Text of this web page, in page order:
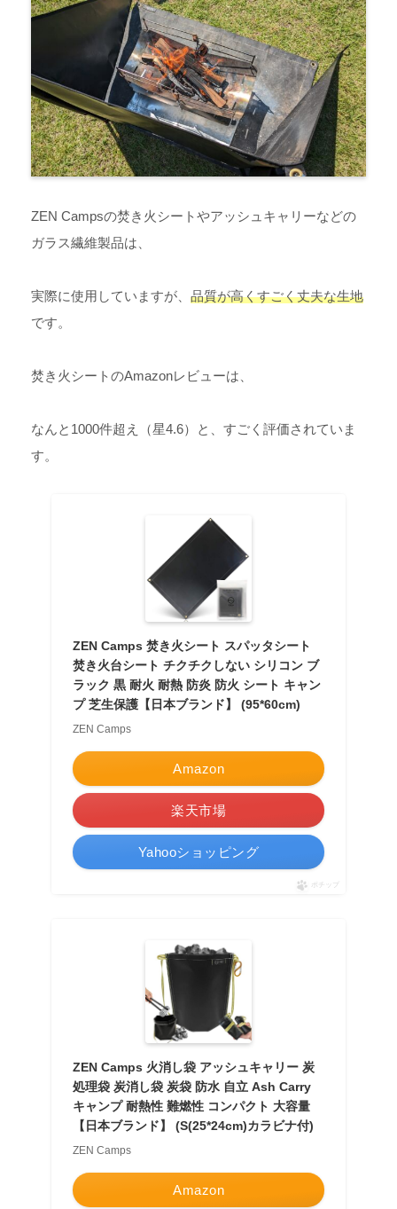
ZEN Campsの焚き火シートやアッシュキャリーなどの
ガラス繊維製品は、
実際に使用していますが、 品質が高くすごく丈夫な生地
です。
焚き火シートのAmazonレビューは、
なんと1000件超え（星4.6）と、すごく評価されていま
す。
ZEN Camps 焚き火シート スパッタシート
焚き火台シート チクチクしない シリコン ブ
ラック 黒 耐火 耐熱 防炎 防火 シート キャン
プ 芝生保護【日本ブランド】 (95*60cm)
ZEN Camps
Amazon
楽天市場
Yahooショッピング
ポチップ
ZEN Camps 火消し袋 アッシュキャリー 炭
処理袋 炭消し袋 炭袋 防水 自立 Ash Carry
キャンプ 耐熱性 難燃性 コンパクト 大容量
【日本ブランド】 (S(25*24cm)カラビナ付)
ZEN Camps
Amazon